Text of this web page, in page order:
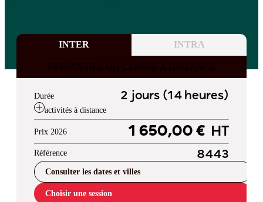
INTER INTRA
PRESENTIEL OU CLASSE A DISTANCE
Durée 2 jours (14 heures)
activités à distance
Prix 2026 1 650,00 € HT
Référence 8443
Consulter les dates et villes
Choisir une session